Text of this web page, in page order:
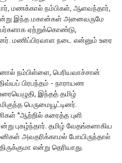
மணக்கால் நம்பிகள், ஆளவந்தார்,
என்று இந்த மகான்கள் அனைவருமே
ஏற்றுக்கொண்டு,
மணிப்பிரவாள நடை என்னும் உரை
நம்பிள்ளை, பெரியவாச்சான்
பிரபந்தம் - நாராயண
இந்தத் தமிழ்
பெருமையூட்டினர்.
"ஆற்றில் கரைத்த புளி
புகழ்ந்தார். தமிழ் வேதங்களாகிய
அவதரிக்காமல் போயிருந்தால்
என்று தெரியாது.